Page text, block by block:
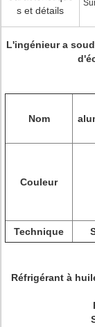
s et détails
L'ingénieur a
Nom
Couleur
Technique
Réfrigérant à